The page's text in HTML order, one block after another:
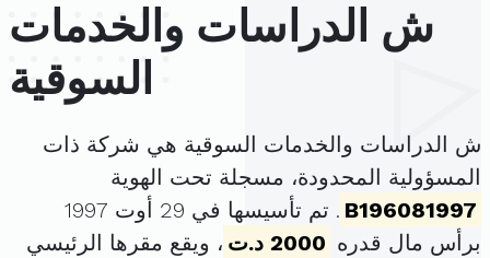
ش الدراسات والخدمات
السوقية
ش الدراسات والخدمات السوقية هي شركة ذات
المسؤولية المحدودة، مسجلة تحت الهوية
B196081997
. تم تأسيسها في 29 أوت 1997
برأس مال قدره 2000 د.ت
، ويقع مقرها الرئيسي